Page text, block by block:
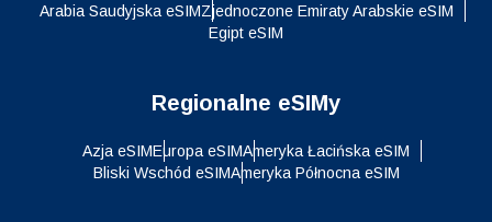
Arabia Saudyjska eSIMZjednoczone Emiraty Arabskie eSIM
Egipt eSIM
Regionalne eSIMy
Azja eSIMEuropa eSIMAmeryka Łacińska eSIM
Bliski Wschód eSIMAmeryka Północna eSIM